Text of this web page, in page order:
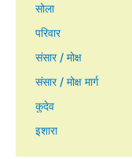
सोला
परिवार
संसार / मोक्ष
संसार / मोक्ष मार्ग
कुदेव
इशारा